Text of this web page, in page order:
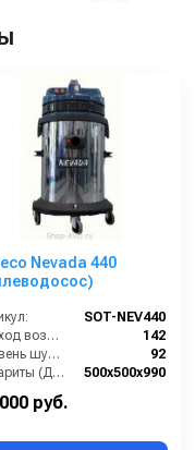
Nevada 440
SOT-NEV440
Расход воздуха (л/сек):
142
Уровень шума (дБ(А)):
92
Габариты (ДхШхВ):
500х500х990
Номинальный диаметр принадлежностей (мм):
руб.